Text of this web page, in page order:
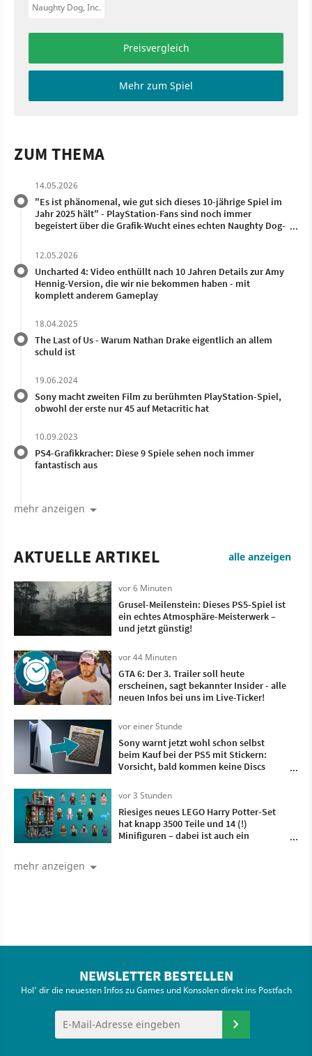
Naughty Dog, Inc.
Preisvergleich
Mehr zum Spiel
ZUM THEMA
14.05.2026
"Es ist phänomenal, wie gut sich dieses 10-jährige Spiel im
Jahr 2025 hält" - PlayStation-Fans sind noch immer
begeistert über die Grafik-Wucht eines echten Naughty Dog-
12.05.2026
Uncharted 4: Video enthüllt nach 10 Jahren Details zur Amy
Hennig-Version, die wir nie bekommen haben - mit
komplett anderem Gameplay
18.04.2025
The Last of Us - Warum Nathan Drake eigentlich an allem
schuld ist
19.06.2024
Sony macht zweiten Film zu berühmten PlayStation-Spiel,
obwohl der erste nur 45 auf Metacritic hat
10.09.2023
PS4-Grafikkracher: Diese 9 Spiele sehen noch immer
fantastisch aus
mehr anzeigen
AKTUELLE ARTIKEL alle anzeigen
vor 6 Minuten
Grusel-Meilenstein: Dieses PS5-Spiel ist
ein echtes Atmosphäre-Meisterwerk –
und jetzt günstig!
vor 44 Minuten
GTA 6: Der 3. Trailer soll heute
erscheinen, sagt bekannter Insider - alle
neuen Infos bei uns im Live-Ticker!
vor einer Stunde
Sony warnt jetzt wohl schon selbst
beim Kauf bei der PS5 mit Stickern:
Vorsicht, bald kommen keine Discs
vor 3 Stunden
Riesiges neues LEGO Harry Potter-Set
hat knapp 3500 Teile und 14 (!)
Minifiguren – dabei ist auch ein
mehr anzeigen
NEWSLETTER BESTELLEN
Hol' dir die neuesten Infos zu Games und Konsolen direkt ins Postfach